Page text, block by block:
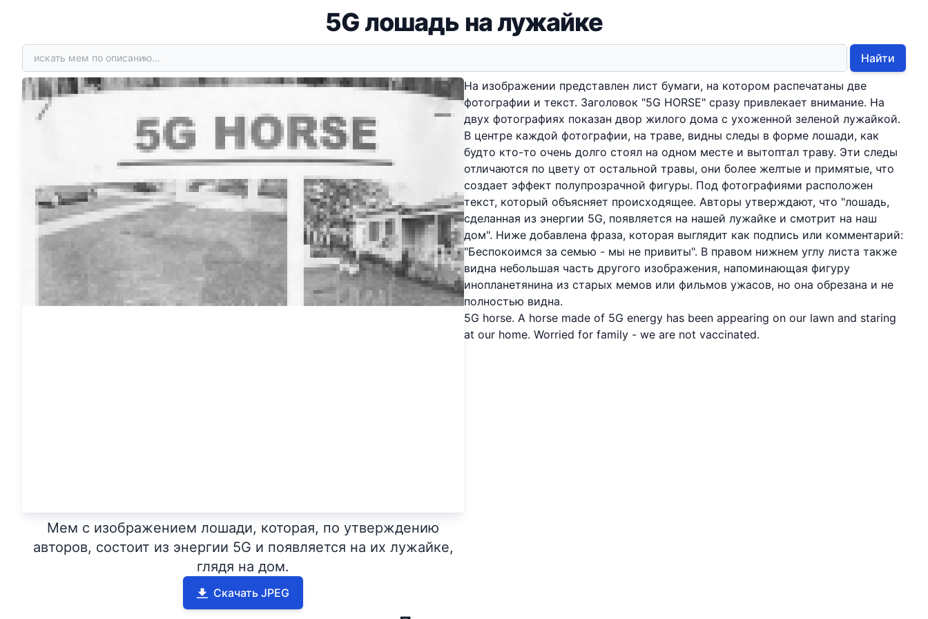
5G лошадь на лужайке
Найти
Мем с изображением лошади, которая, по утверждению
авторов, состоит из энергии 5G и появляется на их лужайке,
глядя на дом.
Скачать JPEG
На изображении представлен лист бумаги, на котором распечатаны две
фотографии и текст. Заголовок "5G HORSE" сразу привлекает внимание. На
двух фотографиях показан двор жилого дома с ухоженной зеленой лужайкой.
В центре каждой фотографии, на траве, видны следы в форме лошади, как
будто кто-то очень долго стоял на одном месте и вытоптал траву. Эти следы
отличаются по цвету от остальной травы, они более желтые и примятые, что
создает эффект полупрозрачной фигуры. Под фотографиями расположен
текст, который объясняет происходящее. Авторы утверждают, что "лошадь,
сделанная из энергии 5G, появляется на нашей лужайке и смотрит на наш
дом". Ниже добавлена фраза, которая выглядит как подпись или комментарий:
"Беспокоимся за семью - мы не привиты". В правом нижнем углу листа также
видна небольшая часть другого изображения, напоминающая фигуру
инопланетянина из старых мемов или фильмов ужасов, но она обрезана и не
полностью видна.
5G horse. A horse made of 5G energy has been appearing on our lawn and staring
at our home. Worried for family - we are not vaccinated.